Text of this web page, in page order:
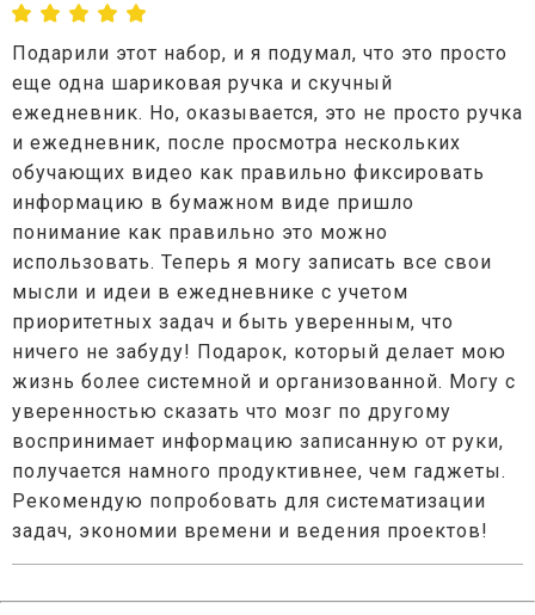
Подарили этот набор, и я подумал, что это просто
еще одна шариковая ручка и скучный
ежедневник. Но, оказывается, это не просто ручка
и ежедневник, после просмотра нескольких
обучающих видео как правильно фиксировать
информацию в бумажном виде пришло
понимание как правильно это можно
использовать. Теперь я могу записать все свои
мысли и идеи в ежедневнике с учетом
приоритетных задач и быть уверенным, что
ничего не забуду! Подарок, который делает мою
жизнь более системной и организованной. Могу с
уверенностью сказать что мозг по другому
воспринимает информацию записанную от руки,
получается намного продуктивнее, чем гаджеты.
Рекомендую попробовать для систематизации
задач, экономии времени и ведения проектов!